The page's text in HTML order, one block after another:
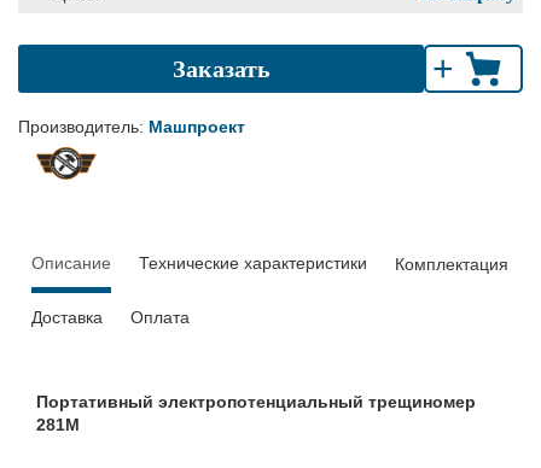
Заказать +
Производитель: Машпроект
Описание Технические характеристики Комплектация
Доставка Оплата
Портативный электропотенциальный трещиномер
281М